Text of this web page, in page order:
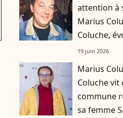
attention à
Marius
Coluche,
19 juin 2026
Marius
Coluche
commune
sa femme